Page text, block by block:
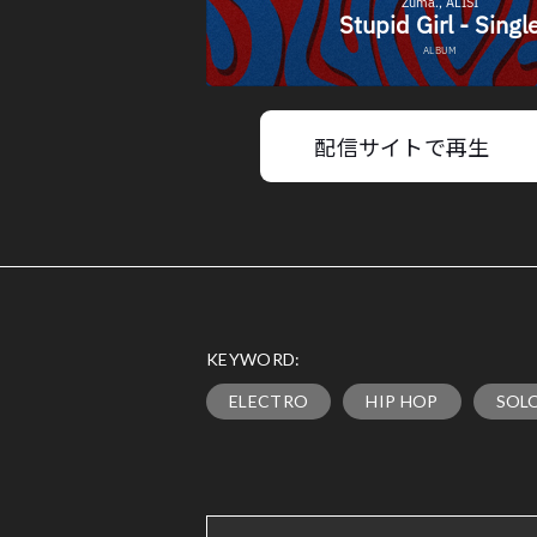
配信サイトで再生
KEYWORD:
ELECTRO HIP HOP